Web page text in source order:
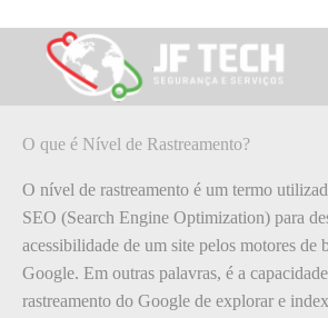
para
conteúdoO que é: Nível de
O que é Nível de Rastreamento?
O nível de rastreamento é um termo
SEO (Search Engine Optimization) para
acessibilidade de um site pelos motores de
Google. Em outras palavras, é a
rastreamento do Google de explorar e